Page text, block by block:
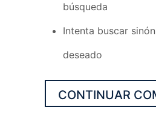
búsqueda
Intenta buscar
deseado
CONTINUAR